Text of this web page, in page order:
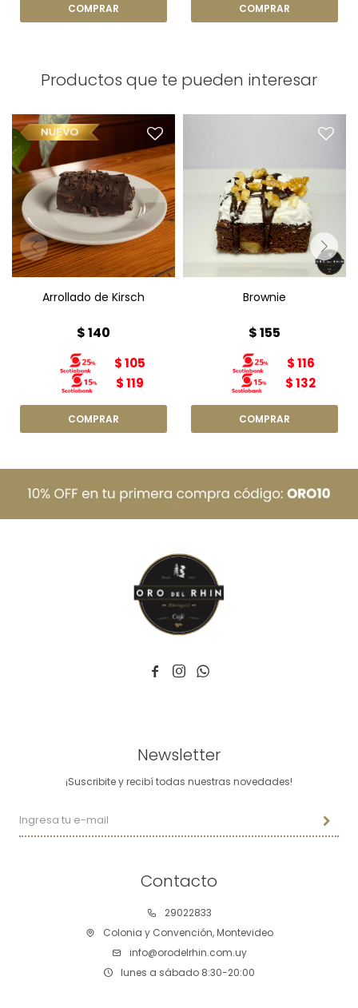
Productos que te pueden interesar
Arrollado de Kirsch x1
Bañado con chocolate
Arrollado de Kirsch
$140
$105
$119
Brownie x1
Brownie
$155
$116
$132
  
Contacto
29022833
Colonia y Convención, Montevideo
info@orodelrhin.com.uy
lunes a sábado 8:30-20:00
Newsletter
¡Suscribite y recibí todas nuestras novedades!